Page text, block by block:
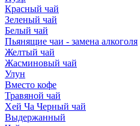
Красный чай
Зеленый чай
Белый чай
Пьянящие чаи - замена алкоголя
Желтый чай
Жасминовый чай
Улун
Вместо кофе
Травяной чай
Хей Ча Черный чай
Выдержанный